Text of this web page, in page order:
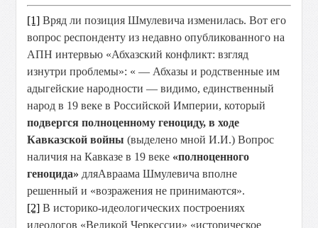
[1] Вряд ли позиция Шмулевича изменилась. Вот его
вопрос респонденту из недавно опубликованного на
АПН интервью «Абхазский конфликт: взгляд
изнутри проблемы»: « — Абхазы и родственные им
адыгейские народности — видимо, единственный
народ в 19 веке в Российской Империи, который
подвергся полноценному геноциду, в ходе
Кавказской войны (выделено мной И.И.) Вопрос
наличия на Кавказе в 19 веке «полноценного
геноцида» дляАвраама Шмулевича вполне
решенный и «возражения не принимаются».
[2] В историко-идеологических построениях
идеологов «Великой Черкессии» «историческое